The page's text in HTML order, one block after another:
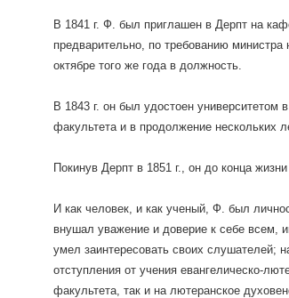
В 1841 г. Ф. был приглашен в Дерпт на
предварительно, по требованию
октябре того же года в должность.
В 1843 г. он был удостоен университетом
факультета и в продолжение нескольких
Покинув Дерпт в 1851 г., он до конца
И как человек, и как ученый, Ф. был
внушал уважение и доверие к себе всем,
умел заинтересовать своих слушателей;
отступления от учения евангелическо-
факультета, так и на лютеранское